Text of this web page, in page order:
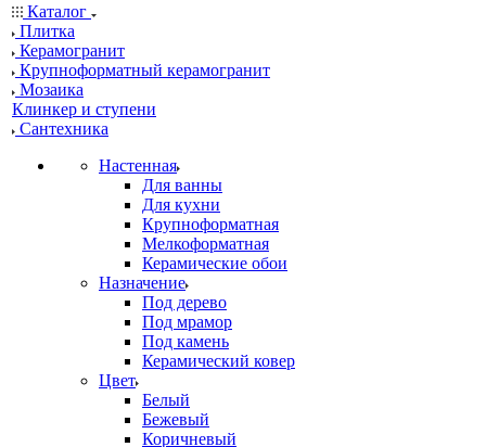
Каталог
Плитка
Керамогранит
Крупноформатный керамогранит
Мозаика
Клинкер и ступени
Сантехника
Настенная
Для ванны
Для кухни
Крупноформатная
Мелкоформатная
Керамические обои
Назначение
Под дерево
Под мрамор
Под камень
Керамический ковер
Цвет
Белый
Бежевый
Коричневый